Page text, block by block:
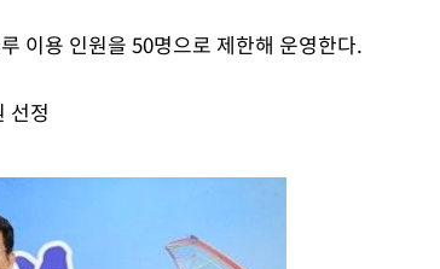
이용 인원을 50명으로 제한해 운영한다.
선정